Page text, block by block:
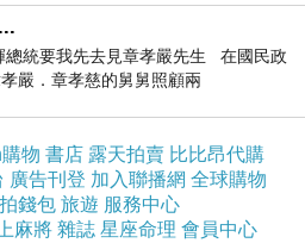
間，為純粹的密教修
經典與修持為尊大日
）為根本本尊，強調
結手印（身）、誦真
想（意）來體悟宇宙
總統要我先去見章孝嚴先生 在國民政
嚴．章孝慈的舅舅照顧兩
物 書店 露天拍賣 比比昂代購
廣告刊登 加入聯播網 全球購物
錢包 旅遊 服務中心
麻將 雜誌 星座命理 會員中心